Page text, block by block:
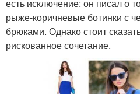
есть исключение: он писал о
рыже-коричневые ботинки с
брюками. Однако стоит
рискованное сочетание.